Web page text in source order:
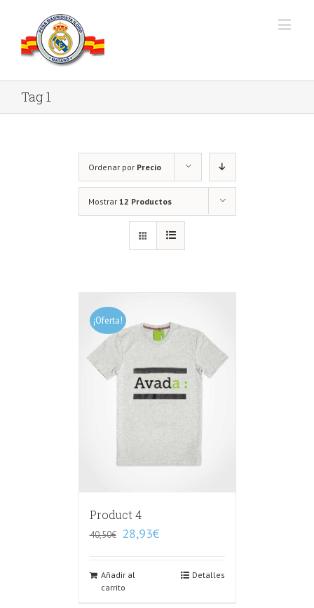
Tag 1
Ordenar por Precio
Mostrar 12 Productos
¡Oferta!
Product 4
40,50€ 28,93€
Añadir al
carrito
Detalles